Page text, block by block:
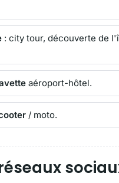
: city tour, découverte de
aéroport-hôtel.
/ moto.